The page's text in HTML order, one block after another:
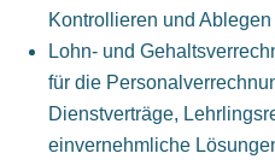
Kontrollieren und
Lohn- und
für die
Dienstverträge,
einvernehmliche